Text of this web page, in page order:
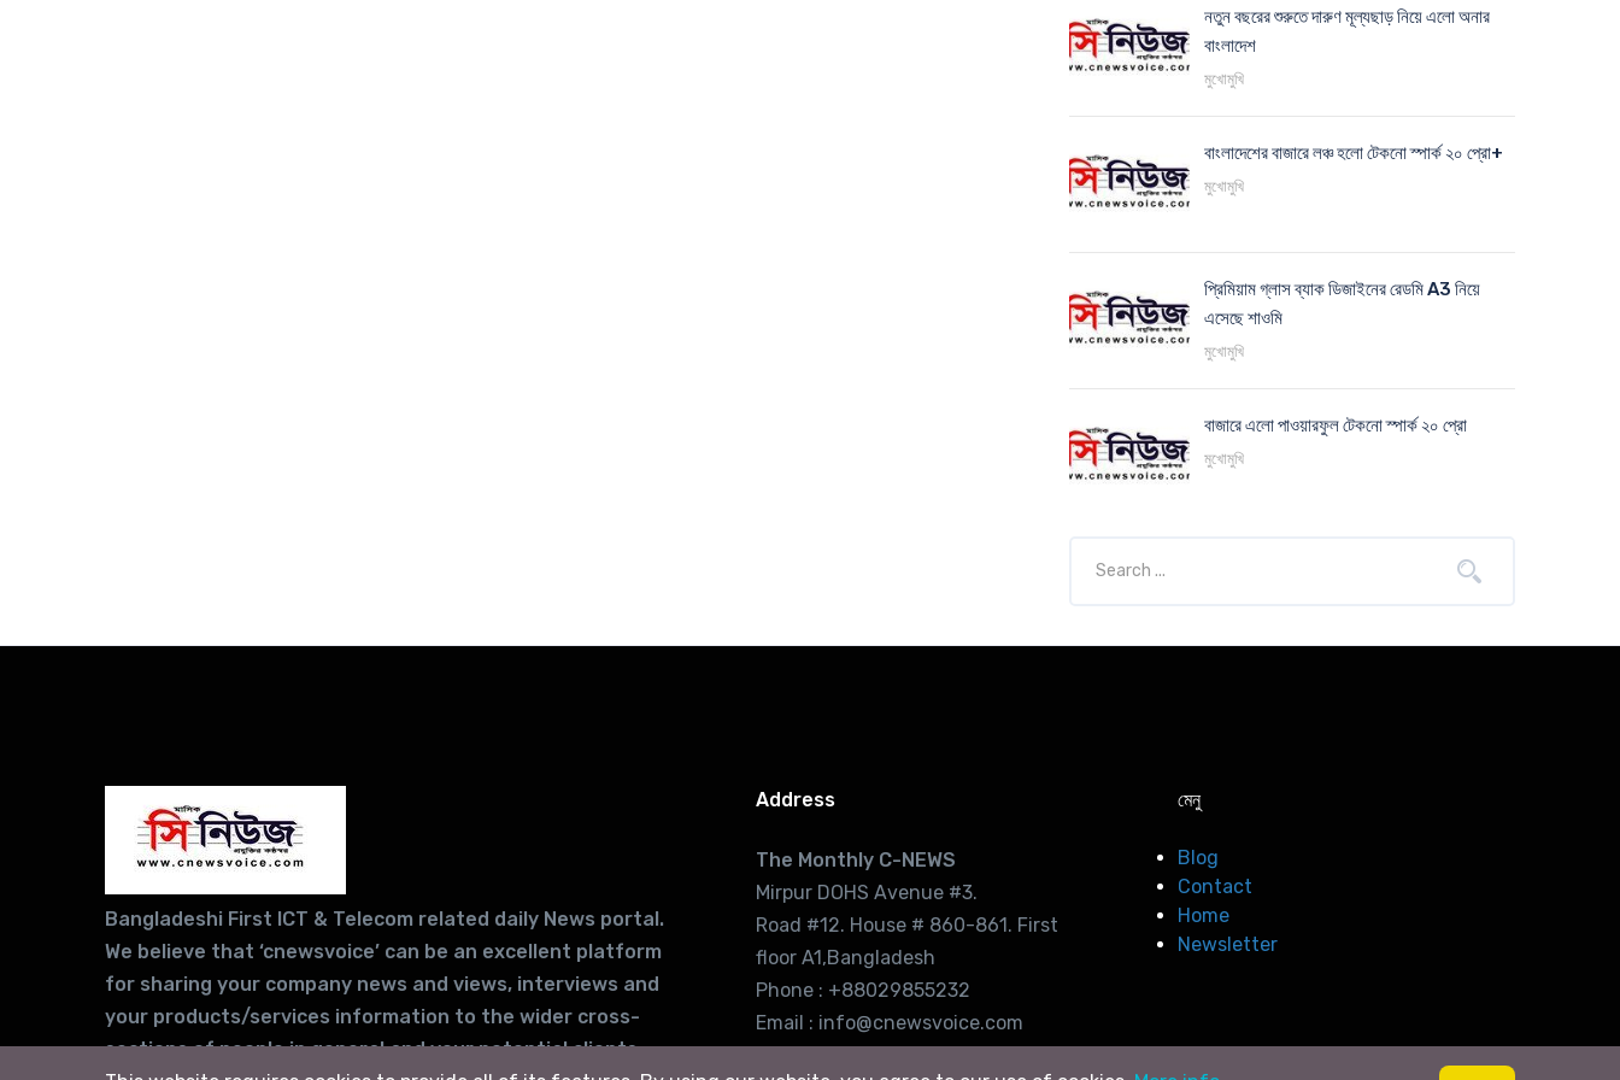
নতুন বছরের শুরুতে দারুণ মূল্যছাড় নিয়ে এলো অনার
বাংলাদেশ
মুখোমুখি
বাংলাদেশের বাজারে লঞ্চ হলো টেকনো স্পার্ক ২০ প্রো+
মুখোমুখি
প্রিমিয়াম গ্লাস ব্যাক ডিজাইনের রেডমি A3 নিয়ে
এসেছে শাওমি
মুখোমুখি
বাজারে এলো পাওয়ারফুল টেকনো স্পার্ক ২০ প্রো
মুখোমুখি
Bangladeshi First ICT & Telecom related daily News portal.
We believe that ‘cnewsvoice’ can be an excellent platform
for sharing your company news and views, interviews and
your products/services information to the wider cross-
sections of people in general and your potential clients
Address
The Monthly C-NEWS
Mirpur DOHS Avenue #3.
Road #12. House # 860-861. First
floor A1,Bangladesh
Phone : +88029855232
Email : info@cnewsvoice.com
মেনু
Blog
Contact
Home
Newsletter